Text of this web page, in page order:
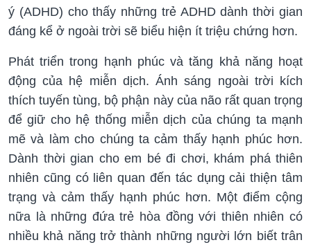
ý (ADHD) cho thấy những trẻ ADHD dành thời gian
đáng kể ở ngoài trời sẽ biểu hiện ít triệu chứng hơn.
Phát triển trong hạnh phúc và tăng khả năng hoạt
động của hệ miễn dịch. Ánh sáng ngoài trời kích
thích tuyến tùng, bộ phận này của não rất quan trọng
để giữ cho hệ thống miễn dịch của chúng ta mạnh
mẽ và làm cho chúng ta cảm thấy hạnh phúc hơn.
Dành thời gian cho em bé đi chơi, khám phá thiên
nhiên cũng có liên quan đến tác dụng cải thiện tâm
trạng và cảm thấy hạnh phúc hơn. Một điểm cộng
nữa là những đứa trẻ hòa đồng với thiên nhiên có
nhiều khả năng trở thành những người lớn biết trân